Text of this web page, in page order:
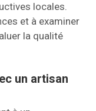
locales.
et à examiner
la qualité
un artisan